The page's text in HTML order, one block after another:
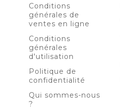
Conditions
générales de
ventes en ligne
Conditions
générales
d'utilisation
Politique de
confidentialité
Qui sommes-nous
?